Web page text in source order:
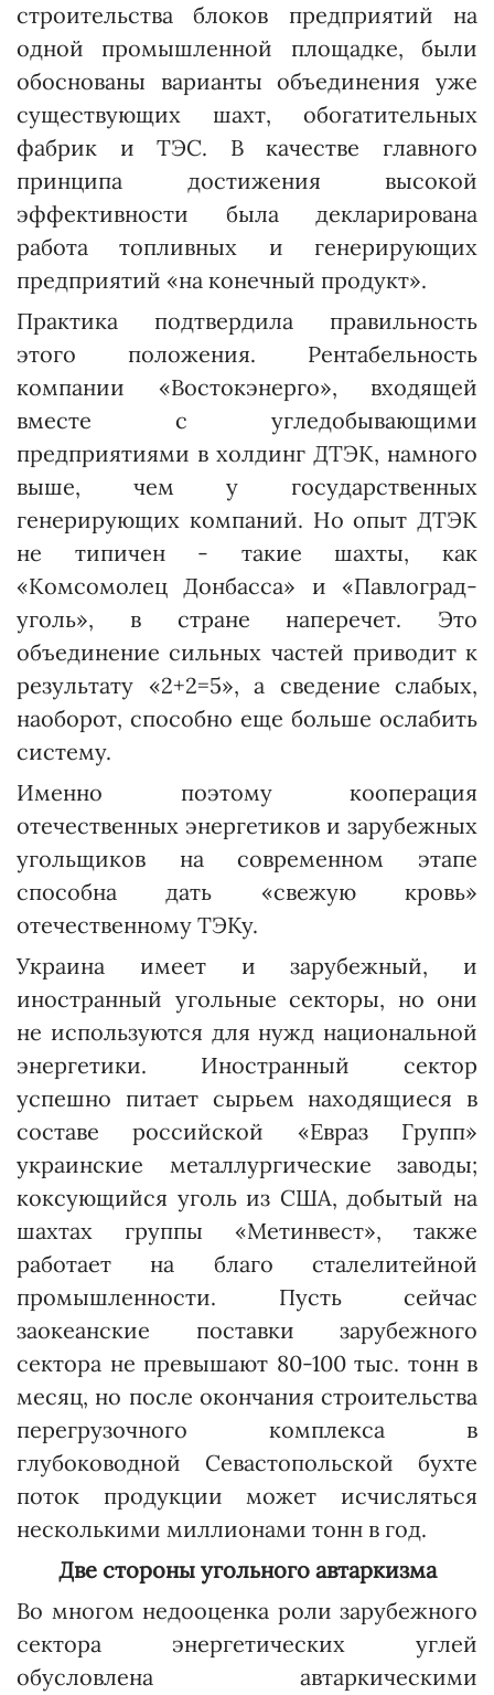
строительства блоков предприятий на
одной промышленной площадке, были
обоснованы варианты объединения уже
существующих шахт, обогатительных
фабрик и ТЭС. В качестве главного
принципа достижения высокой
эффективности была декларирована
работа топливных и генерирующих
предприятий «на конечный продукт».
Практика подтвердила правильность
этого положения. Рентабельность
компании «Востокэнерго», входящей
вместе с угледобывающими
предприятиями в холдинг ДТЭК, намного
выше, чем у государственных
генерирующих компаний. Но опыт ДТЭК
не типичен - такие шахты, как
«Комсомолец Донбасса» и «Павлоград­
уголь», в стране наперечет. Это
объединение сильных частей приводит к
результату «2+2=5», а сведение слабых,
наоборот, способно еще больше ослабить
систему.
Именно поэтому кооперация
отечественных энергетиков и зарубежных
угольщиков на современном этапе
способна дать «свежую кровь»
отечественному ТЭКу.
Украина имеет и зарубежный, и
иностранный угольные секторы, но они
не используются для нужд национальной
энергетики. Иностранный сектор
успешно питает сырьем находящиеся в
составе российской «Евраз Групп»
украинские металлургические заводы;
коксующийся уголь из США, добытый на
шахтах группы «Мет­инвест», также
работает на благо сталелитейной
промышленности. Пусть сейчас
заокеанские поставки зарубежного
сектора не превышают 80-100 тыс. тонн в
месяц, но после окончания строительства
перегрузочного комплекса в
глубоководной Севастопольской бухте
поток продукции может исчисляться
несколькими миллионами тонн в год.
Две стороны угольного автаркизма
Во многом недооценка роли зарубежного
сектора энергетических углей
обусловлена автаркическими